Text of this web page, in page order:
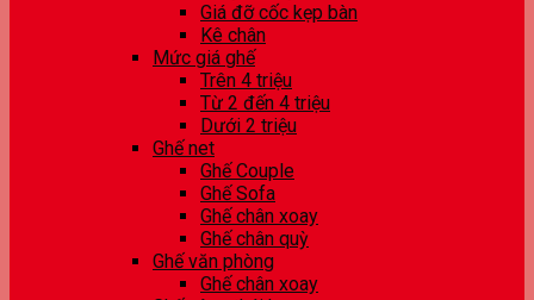
Giá đỡ cốc kẹp bàn
Kê chân
Mức giá ghế
Trên 4 triệu
Từ 2 đến 4 triệu
Dưới 2 triệu
Ghế net
Ghế Couple
Ghế Sofa
Ghế chân xoay
Ghế chân quỳ
Ghế văn phòng
Ghế chân xoay